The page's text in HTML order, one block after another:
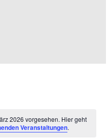
2026 vorgesehen. Hier geht
Veranstaltungen.